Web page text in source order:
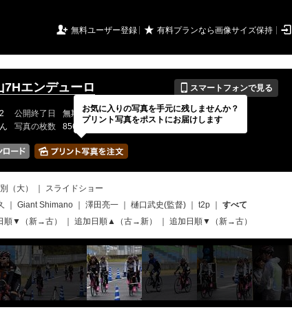
 無料ユーザー登録 ★ 有料プランなら画像サイズ保持 
7Hエンデューロ 📱 スマートフォンで見る
公開終了日 無期限 イベントの期間
---
写真の枚数 856 / 2000枚
（大）
スライドショー
Giant Shimano 澤田亮一 樋口武史(監督) t2p
すべて
順▼（新→古） 追加日順▲（古→新） 追加日順▼（新→古）
お気に入りの写真を手元に残しませんか？
プリント写真をポストにお届けします